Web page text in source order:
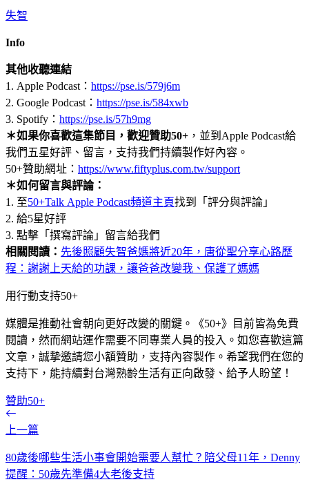
失智
Info
其他收聽連結
1. Apple Podcast： https://pse.is/579j6m
2. Google Podcast： https://pse.is/584xwb
3. Spotify： https://pse.is/57h9mg
＊如果你喜歡這集節目，歡迎贊助50+ ，並到Apple Podcast給
我們五星好評、留言，支持我們持續製作好內容。
50+贊助網址： https://www.fiftyplus.com.tw/support
＊如何留言與評論：
1. 至50+Talk Apple Podcast頻道主頁找到「評分與評論」
2. 給5星好評
3. 點擊「撰寫評論」留言給我們
相關閱讀： 先後照顧失智爸媽將近20年，唐從聖分享心路歷
程：謝謝上天給的功課，讓爸爸改變我、保護了媽媽
用行動支持50+
媒體是推動社會朝向更好改變的關鍵。《50+》目前皆為免費
閱讀，然而網站運作需要不同專業人員的投入。如您喜歡這篇
文章，誠摯邀請您小額贊助，支持內容製作。希望我們在您的
支持下，能持續對台灣熟齡生活有正向啟發、給予人盼望！
贊助50+
上一篇
80歲後哪些生活小事會開始需要人幫忙？陪父母11年，Denny
提醒：50歲先準備4大老後支持